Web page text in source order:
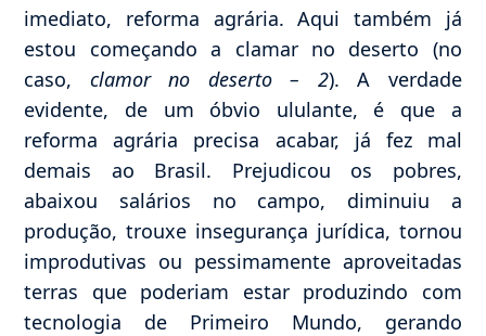
imediato, reforma agrária. Aqui também já
estou começando a clamar no deserto (no
caso, clamor no deserto – 2). A verdade
evidente, de um óbvio ululante, é que a
reforma agrária precisa acabar, já fez mal
demais ao Brasil. Prejudicou os pobres,
abaixou salários no campo, diminuiu a
produção, trouxe insegurança jurídica, tornou
improdutivas ou pessimamente aproveitadas
terras que poderiam estar produzindo com
tecnologia de Primeiro Mundo, gerando